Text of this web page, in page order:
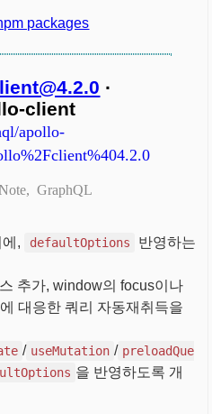
packages
·
client
apollo-
GraphQL
,
defaultOptions
반영하는
추가, window의 focus이나
대응한 쿼리 자동재취득을
/ useMutation / preloadQue
을 반영하도록 개